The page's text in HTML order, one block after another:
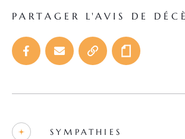
PARTAGER L'AVIS DE
SYMPATHIES